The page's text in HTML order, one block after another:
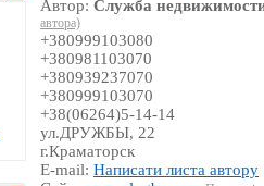
Автор:Служба
автора)
+380999103080
+380981103070
+380939237070
+380999103070
+38(06264)5-14-14
ул.ДРУЖБЫ, 22
г.Краматорск
E-mail:Написати листа автору